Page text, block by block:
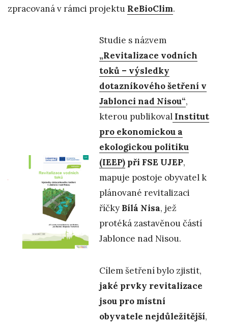
zpracovaná v rámci projektu ReBioClim.
Studie s názvem
„Revitalizace vodních
toků – výsledky
dotazníkového šetření v
Jablonci nad Nisou“,
kterou publikoval Institut
pro ekonomickou a
ekologickou politiku
(IEEP)při FSE UJEP,
mapuje postoje obyvatel k
plánované revitalizaci
říčky Bílá Nisa, jež
protéká zastavěnou částí
Jablonce nad Nisou.
Cílem šetření bylo zjistit,
jaké prvky revitalizace
jsou pro místní
obyvatele nejdůležitější,